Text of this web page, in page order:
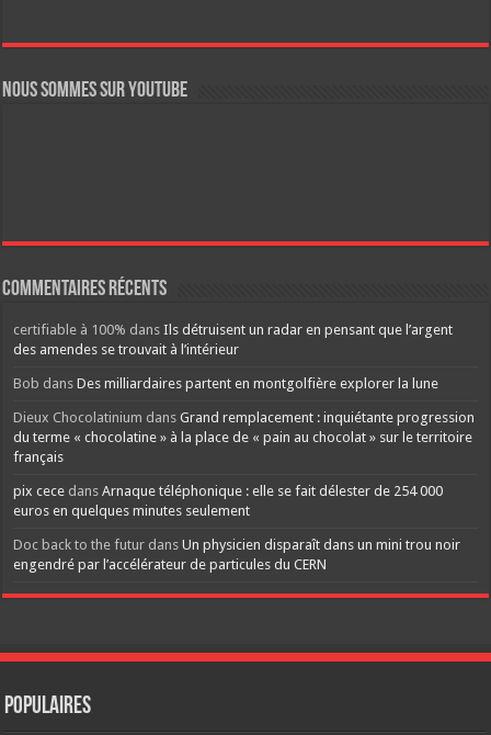
Nous sommes sur YouTube
Commentaires récents
certifiable à 100% dansIls détruisent un radar en pensant que l’argent
des amendes se trouvait à l’intérieur
Bob dansDes milliardaires partent en montgolfière explorer la lune
Dieux Chocolatinium dansGrand remplacement : inquiétante progression
du terme « chocolatine » à la place de « pain au chocolat » sur le territoire
français
pix cece dansArnaque téléphonique : elle se fait délester de 254 000
euros en quelques minutes seulement
Doc back to the futur dansUn physicien disparaît dans un mini trou noir
engendré par l’accélérateur de particules du CERN
Populaires